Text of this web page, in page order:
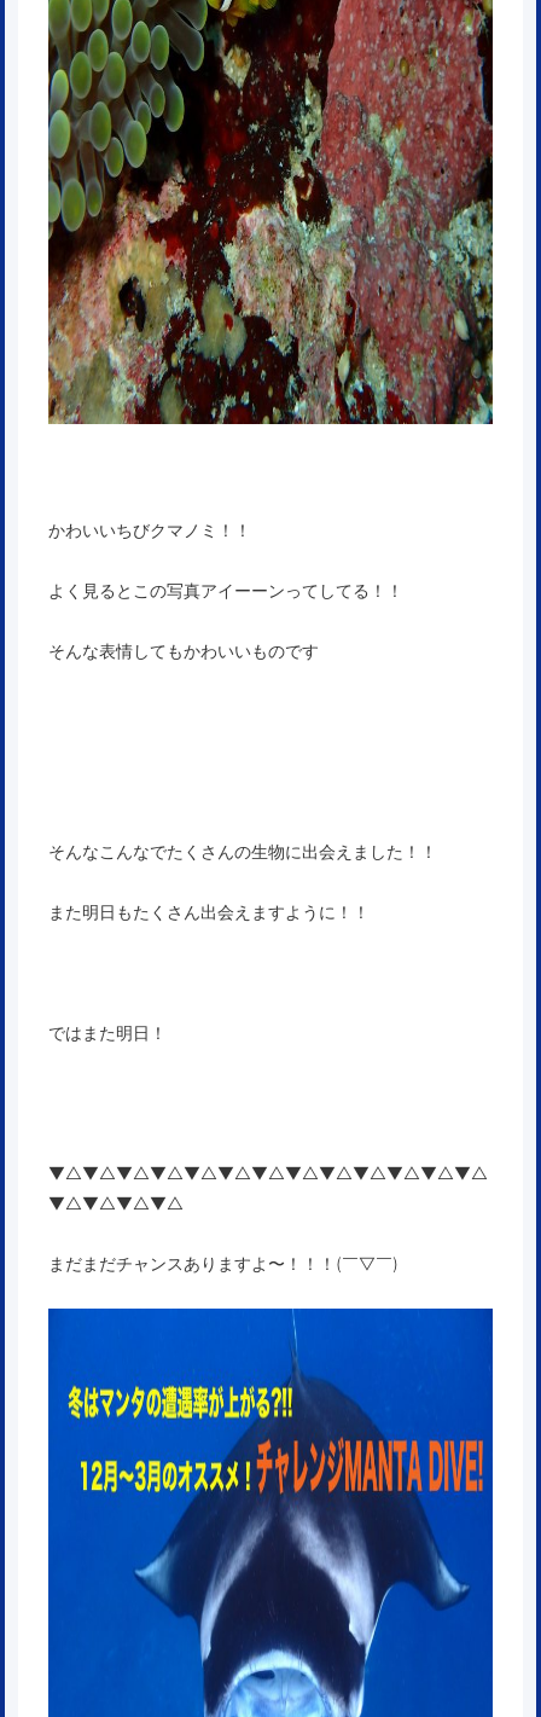
かわいいちびクマノミ！！
よく見るとこの写真アイーーンってしてる！！
そんな表情してもかわいいものです
そんなこんなでたくさんの生物に出会えました！！
また明日もたくさん出会えますように！！
ではまた明日！
▼△▼△▼△▼△▼△▼△▼△▼△▼△▼△▼△▼△▼△
▼△▼△▼△▼△
まだまだチャンスありますよ〜！！！(￣▽￣)